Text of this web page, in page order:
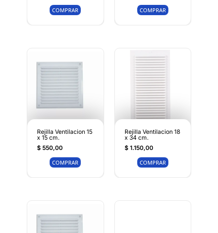
COMPRAR
COMPRAR
Rejilla Ventilacion 15
x 15 cm.
$550,00
COMPRAR
Rejilla Ventilacion 18
x 34 cm.
$1.150,00
COMPRAR